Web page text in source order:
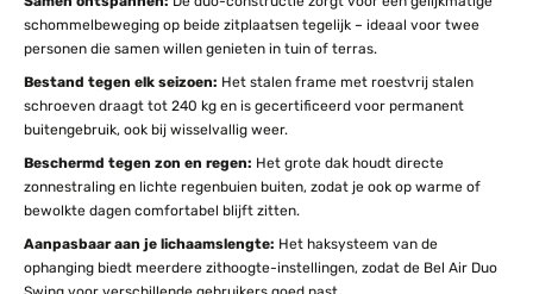
schommelbeweging op beide zitplaatsen tegelijk – ideaal voor twee
personen die samen willen genieten in tuin of terras.
Bestand tegen elk seizoen: Het stalen frame met roestvrij stalen
schroeven draagt tot 240 kg en is gecertificeerd voor permanent
buitengebruik, ook bij wisselvallig weer.
Beschermd tegen zon en regen: Het grote dak houdt directe
zonnestraling en lichte regenbuien buiten, zodat je ook op warme of
bewolkte dagen comfortabel blijft zitten.
Aanpasbaar aan je lichaamslengte: Het haksysteem van de
ophanging biedt meerdere zithoogte-instellingen, zodat de Bel Air Duo